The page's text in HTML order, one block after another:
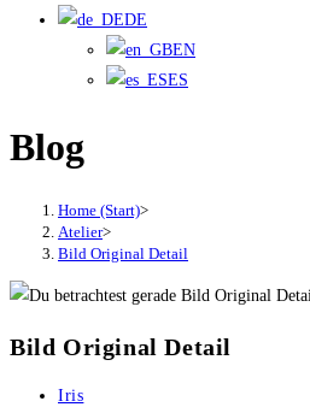
DE
EN
ES
Blog
Home (Start)>
Atelier>
Bild Original Detail
Bild Original Detail
Beitrags-
Iris